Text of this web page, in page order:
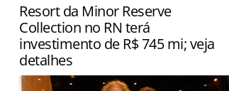
Resort da Minor Reserve
Collection no RN terá
investimento de R$ 745 mi; veja
detalhes